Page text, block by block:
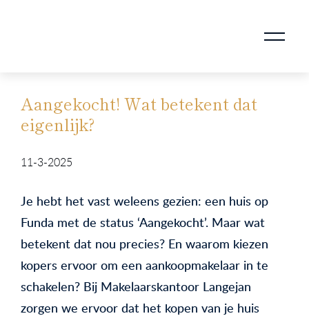
Aangekocht! Wat betekent dat
eigenlijk?
11-3-2025
Je hebt het vast weleens gezien: een huis op
Funda met de status ‘Aangekocht’. Maar wat
betekent dat nou precies? En waarom kiezen
kopers ervoor om een aankoopmakelaar in te
schakelen? Bij Makelaarskantoor Langejan
zorgen we ervoor dat het kopen van je huis